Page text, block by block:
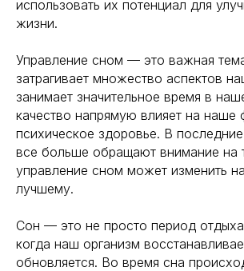
использовать их потенциал для
жизни.
Управление сном — это важная
затрагивает множество аспектов
занимает значительное время в
качество напрямую влияет на наше
психическое здоровье. В
все больше обращают внимание на
управление сном может изменить
лучшему.
Сон — это не просто период
когда наш организм
обновляется. Во время сна